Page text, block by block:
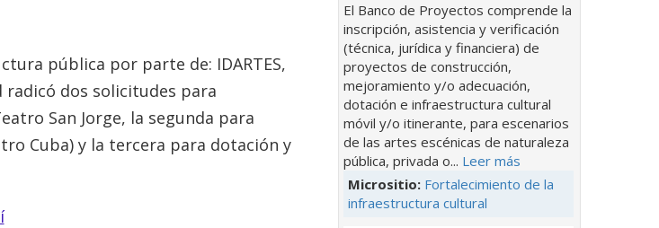
pública por parte de: IDARTES,
radicó dos solicitudes para
San Jorge, la segunda para
Cuba) y la tercera para dotación y
El Banco de Proyectos comprende la
inscripción, asistencia y verificación
(técnica, jurídica y financiera) de
proyectos de construcción,
mejoramiento y/o adecuación,
dotación e infraestructura cultural
móvil y/o itinerante, para escenarios
de las artes escénicas de naturaleza
pública, privada o... Leer más
Micrositio: Fortalecimiento de la
infraestructura cultural